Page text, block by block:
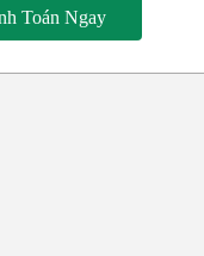
Toán Ngay